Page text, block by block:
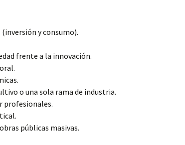
y consumo).
frente a la innovación.
o una sola rama de industria.
profesionales.
públicas masivas.